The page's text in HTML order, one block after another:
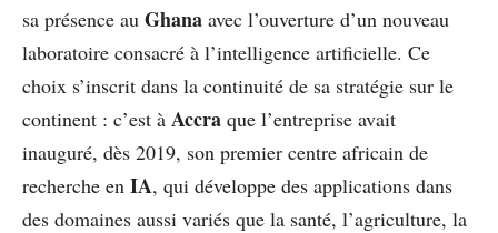
sa présence au Ghana avec l’ouverture d’un nouveau
laboratoire consacré à l’intelligence artificielle. Ce
choix s’inscrit dans la continuité de sa stratégie sur le
continent : c’est à Accra que l’entreprise avait
inauguré, dès 2019, son premier centre africain de
recherche en IA, qui développe des applications dans
des domaines aussi variés que la santé, l’agriculture, la